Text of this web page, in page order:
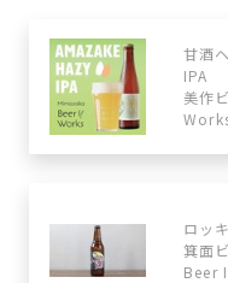
甘酒
IPA
美作
ロッ
箕面
Beer